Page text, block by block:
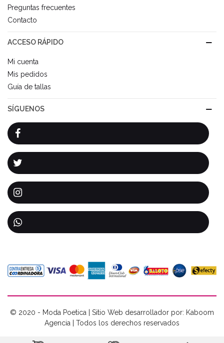
Preguntas frecuentes
Contacto
ACCESO RÁPIDO
Mi cuenta
Mis pedidos
Guía de tallas
SÍGUENOS
© 2020 - Moda Poetica | Sitio Web desarrollador por: Kaboom
Agencia | Todos los derechos reservados